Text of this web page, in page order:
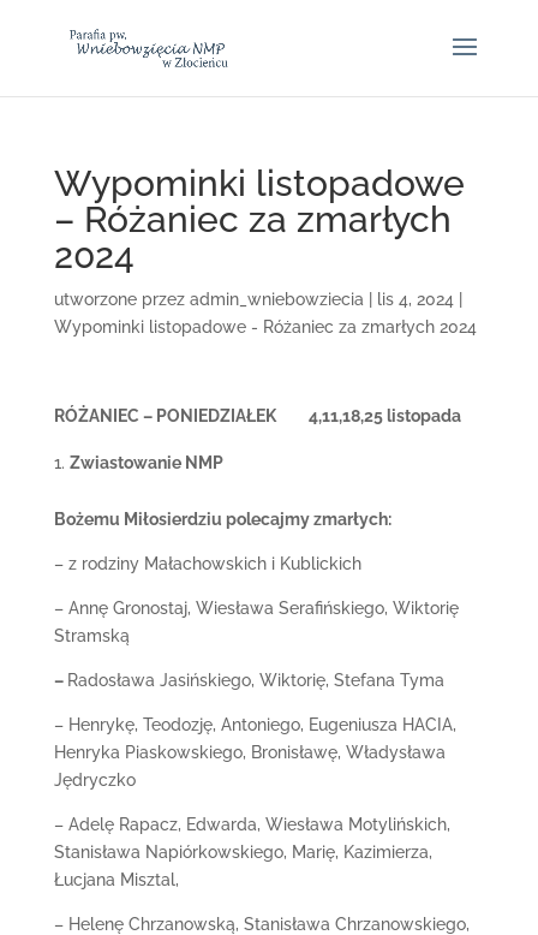
Wypominki listopadowe
– Różaniec za zmarłych
2024
utworzone przez admin_wniebowziecia lis 4, 2024
Wypominki listopadowe - Różaniec za zmarłych 2024
RÓŻANIEC – PONIEDZIAŁEK 4,11,18,25 listopada
Zwiastowanie NMP
Bożemu Miłosierdziu polecajmy zmarłych:
– z rodziny Małachowskich i Kublickich
– Annę Gronostaj, Wiesława Serafińskiego, Wiktorię
Stramską
– Radosława Jasińskiego, Wiktorię, Stefana Tyma
– Henrykę, Teodozję, Antoniego, Eugeniusza HACIA,
Henryka Piaskowskiego, Bronisławę, Władysława
Jędryczko
– Adelę Rapacz, Edwarda, Wiesława Motylińskich,
Stanisława Napiórkowskiego, Marię, Kazimierza,
Łucjana Misztal,
– Helenę Chrzanowską, Stanisława Chrzanowskiego,